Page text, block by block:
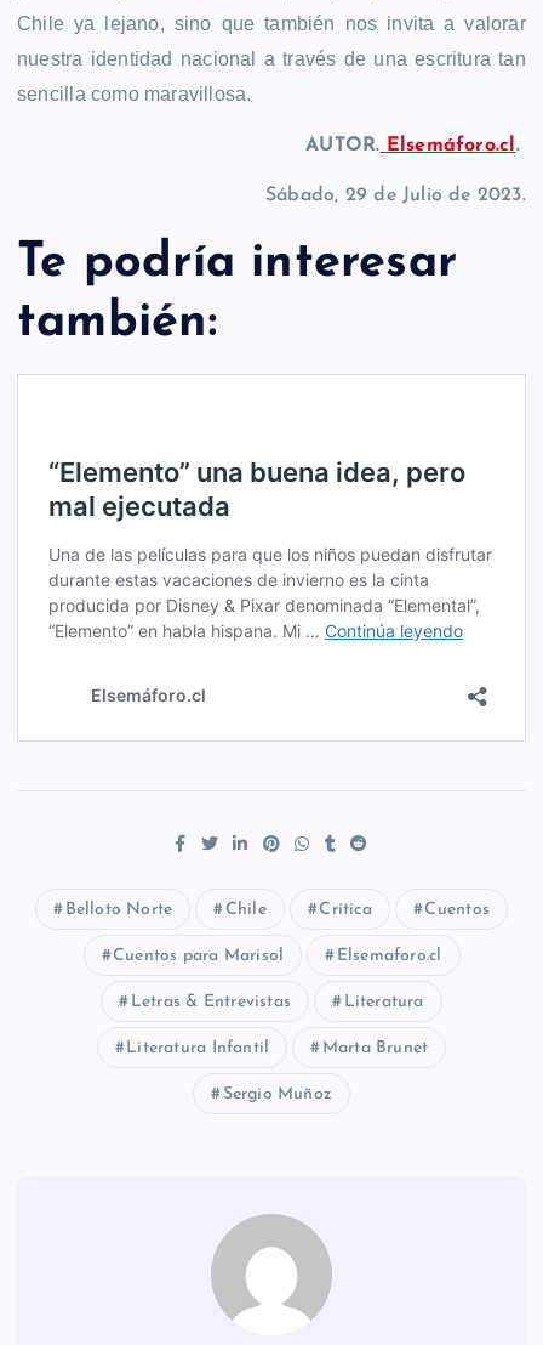
Chile ya lejano, sino que también nos invita a valorar
nuestra identidad nacional a través de una escritura tan
sencilla como maravillosa.
AUTOR. Elsemáforo.cl .
Sábado, 29 de Julio de 2023.
Te podría interesar
también:
Belloto Norte Chile Crítica Cuentos
Cuentos para Marisol Elsemaforo.cl
Letras & Entrevistas Literatura
Literatura Infantil Marta Brunet
Sergio Muñoz